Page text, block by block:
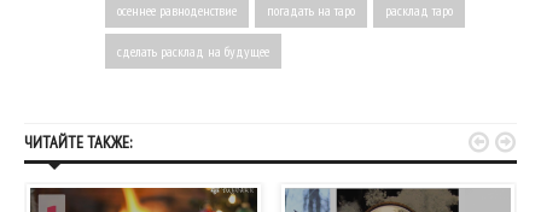
осеннее равноденствие погадать на таро расклад таро
сделать расклад на будущее
ЧИТАЙТЕ ТАКЖЕ:  